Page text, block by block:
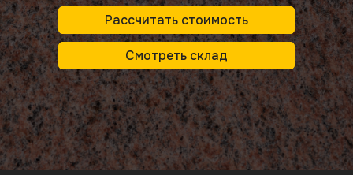
Рассчитать стоимость
Смотреть склад